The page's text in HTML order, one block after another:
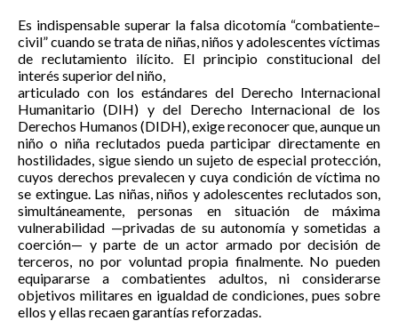
Es indispensable superar la falsa dicotomía “combatiente–
civil” cuando se trata de niñas, niños y adolescentes víctimas
de reclutamiento ilícito. El principio constitucional del
interés superior del niño,
articulado con los estándares del Derecho Internacional
Humanitario (DIH) y del Derecho Internacional de los
Derechos Humanos (DIDH), exige reconocer que, aunque un
niño o niña reclutados pueda participar directamente en
hostilidades, sigue siendo un sujeto de especial protección,
cuyos derechos prevalecen y cuya condición de víctima no
se extingue. Las niñas, niños y adolescentes reclutados son,
simultáneamente, personas en situación de máxima
vulnerabilidad —privadas de su autonomía y sometidas a
coerción— y parte de un actor armado por decisión de
terceros, no por voluntad propia finalmente. No pueden
equipararse a combatientes adultos, ni considerarse
objetivos militares en igualdad de condiciones, pues sobre
ellos y ellas recaen garantías reforzadas.